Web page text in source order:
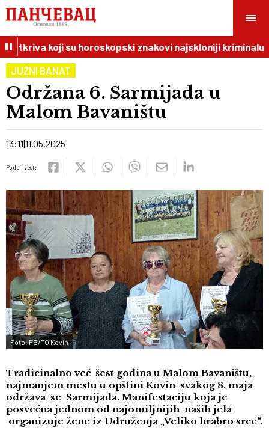
koji su horoskopski znakovi najskloniji kriminalu
JUŽNI BANAT
Održana 6. Sarmijada u
Malom Bavaništu
13:11 11.05.2025
Podeli vest:
Foto: FB/TO Kovin
Tradicinalno već šest godina u Malom Bavaništu,
najmanjem mestu u opštini Kovin svakog 8. maja
održava se Sarmijada. Manifestaciju koja je
posvećna jednom od najomiljnijih naših jela
organizuje žene iz Udruženja „Veliko hrabro srce“.